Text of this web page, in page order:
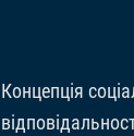
Концепція